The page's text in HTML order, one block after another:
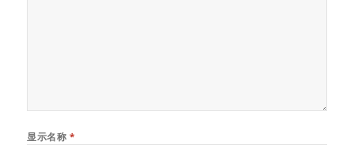
显示名称 *